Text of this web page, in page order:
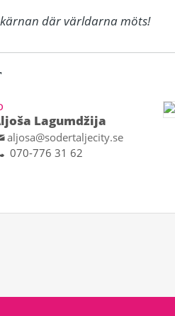
där världarna möts!
Lagumdžija
aljosa@sodertaljecity.se
070-776 31 62